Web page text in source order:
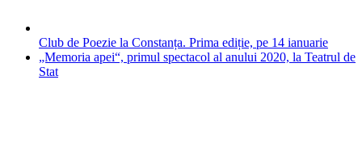
Club de Poezie la Constanța. Prima ediție, pe 14 ianuarie
„Memoria apei“, primul spectacol al anului 2020, la Teatrul de
Stat